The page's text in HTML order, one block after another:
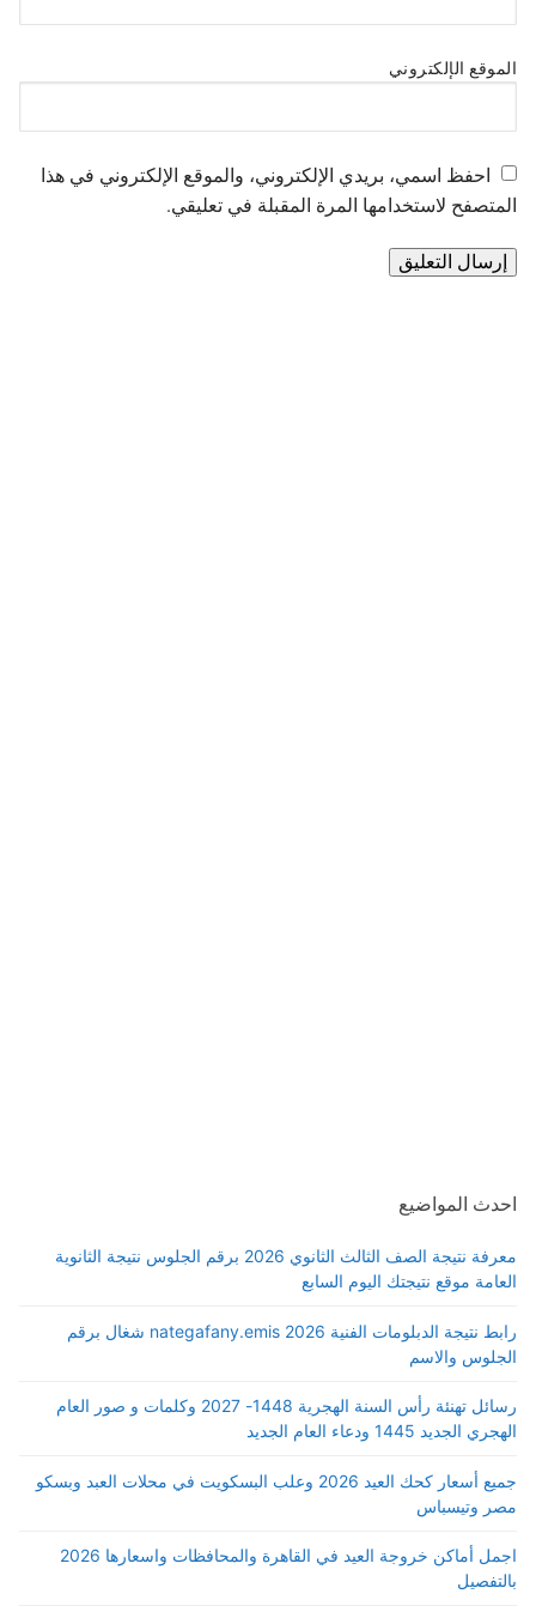
الموقع الإلكتروني
احفظ اسمي، بريدي الإلكتروني، والموقع الإلكتروني في هذا
المتصفح لاستخدامها المرة المقبلة في تعليقي.
احدث المواضيع
معرفة نتيجة الصف الثالث الثانوي 2026 برقم الجلوس نتيجة الثانوية
العامة موقع نتيجتك اليوم السابع
رابط نتيجة الدبلومات الفنية 2026 nategafany.emis شغال برقم
الجلوس والاسم
رسائل تهنئة رأس السنة الهجرية 1448- 2027 وكلمات و صور العام
الهجري الجديد 1445 ودعاء العام الجديد
جميع أسعار كحك العيد 2026 وعلب البسكويت في محلات العبد وبسكو
مصر وتيسباس
اجمل أماكن خروجة العيد في القاهرة والمحافظات واسعارها 2026
بالتفصيل